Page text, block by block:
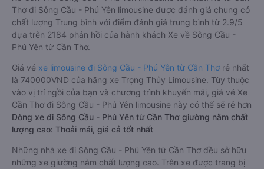
Thơ đi Sông Cầu - Phú Yên limousine được đánh giá chung có
chất lượng Trung bình với điểm đánh giá trung bình từ 2.9/5
dựa trên 2184 phản hồi của hành khách Xe về Sông Cầu -
Phú Yên từ Cần Thơ.
Giá vé xe limousine đi Sông Cầu - Phú Yên từ Cần Thơ rẻ nhất
là 740000VND của hãng xe Trọng Thủy Limousine. Tùy thuộc
vào vị trí ngồi của bạn và chương trình khuyến mãi, giá vé Xe
Cần Thơ đi Sông Cầu - Phú Yên limousine này có thể sẽ rẻ hơn
Dòng xe đi Sông Cầu - Phú Yên từ Cần Thơ giường nằm chất
lượng cao: Thoải mái, giá cả tốt nhất
Những nhà xe đi Sông Cầu - Phú Yên từ Cần Thơ đều sở hữu
những xe giường nằm chất lượng cao. Trên xe được trang bị